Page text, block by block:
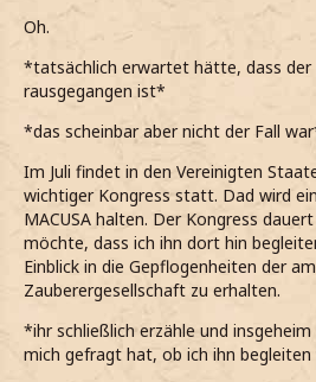
Oh.
*tatsächlich erwartet hätte, dass der
rausgegangen ist*
*das scheinbar aber nicht der Fall
Im Juli findet in den Vereinigten
wichtiger Kongress statt. Dad wird
MACUSA halten. Der Kongress
möchte, dass ich ihn dort hin
Einblick in die Gepflogenheiten der
Zauberergesellschaft zu erhalten.
*ihr schließlich erzähle und
mich gefragt hat, ob ich ihn